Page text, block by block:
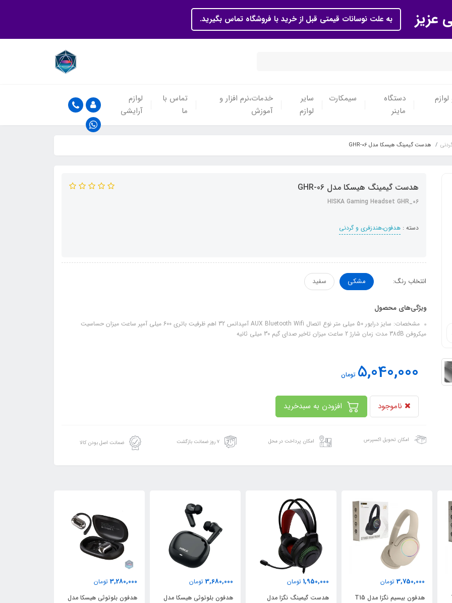
عزیز به علت نوسانات قیمتی قبل از خرید با فروشگاه تماس بگیرید.
دستگاه
ماینر
سیمکارت
سایر
لوازم
خدمات،نرم افزار و
آموزش
تماس با
ما
لوازم
آرایشی
هدست گیمینگ هیسکا مدل GHR-06
هدست گیمینگ هیسکا مدل GHR-06
HISKA Gaming Headset GHR_06
دسته : هدفون،هندزفری و گردنی
انتخاب رنگ: مشکی سفید
ویژگی‌های محصول
مشخصات: سایز درایور 50 میلی متر نوع اتصال AUX Bluetooth Wifi آمپدانس 32 اهم ظرفیت باتری 600 میلی آمپر ساعت میزان حساسیت
میکروفن 38dB مدت زمان شارژ 2 ساعت میزان تاخیر صدای گیم 30 میلی ثانیه
5,040,000 تومان
ناموجود
امکان تحویل اکسپرس امکان پرداخت در محل ۷ روز ضمانت بازگشت ضمانت اصل بودن کالا
1,950,000 تومان
هدست گیمینگ نگزا مدل
3,680,000 تومان
هدفون بلوتوثی هیسکا مدل
3,280,000 تومان
هدفون بلوتوثی هیسکا مدل
1,750,000 تومان
هدفون بیسیم Yesido مدل